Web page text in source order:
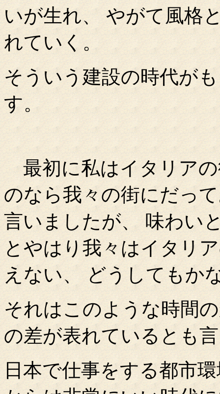
いが生れ、 やがて風格
れていく。
そういう建設の時代が
す。
最初に私はイタリア
のなら我々の街にだっ
言いましたが、 味わい
とやはり我々はイタリ
えない、 どうしてもか
それはこのような時間
の差が表れているとも
日本で仕事をする都市